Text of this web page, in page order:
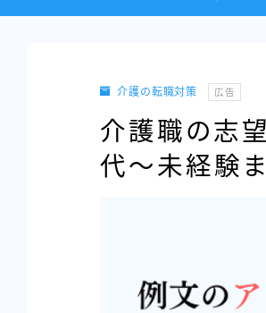
介護の転職対策 広告
介護職の志
代〜未経験